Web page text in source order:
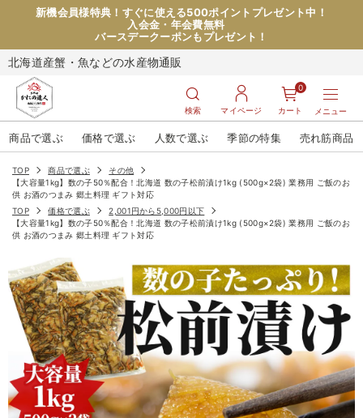
新機会員様特典！すぐに使える500ポイントプレゼント中！
入会金・年会費無料
バースデークーポンもプレゼント！
北海道産蟹・魚などの水産物通販
検索 マイページ カート
0
メニュー
商品で選ぶ 価格で選ぶ 人数で選ぶ 季節の特集 売れ筋商品
TOP 商品で選ぶ
その他
【大容量1kg】数の子50％配合！北海道 数の子松前漬け1kg (500g×2袋) 業務用 ご飯のお
供 お酒のつまみ 郷土料理 ギフト対応
TOP
価格で選ぶ
2,001円から5,000円以下
【大容量1kg】数の子50％配合！北海道 数の子松前漬け1kg (500g×2袋) 業務用 ご飯のお
供 お酒のつまみ 郷土料理 ギフト対応